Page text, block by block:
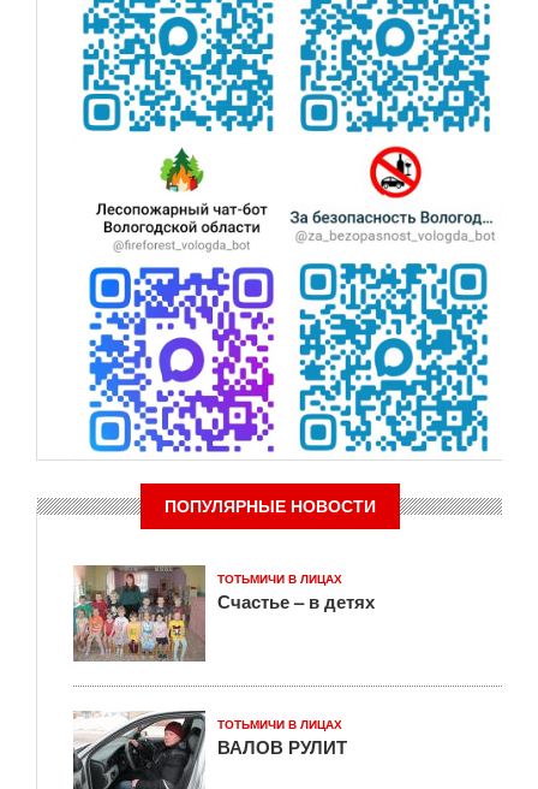
ПОПУЛЯРНЫЕ НОВОСТИ
ТОТЬМИЧИ В ЛИЦАХ
Счастье – в детях
ТОТЬМИЧИ В ЛИЦАХ
ВАЛОВ РУЛИТ